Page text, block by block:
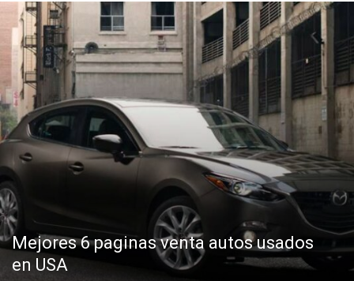
Mejores 6 paginas venta autos usados
en USA